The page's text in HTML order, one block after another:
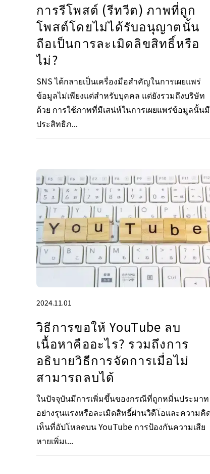
การรีโพสต์ (รีทวีต) ภาพที่ถูก
โพสต์โดยไม่ได้รับอนุญาตนั้น
ถือเป็นการละเมิดลิขสิทธิ์หรือ
ไม่?
SNS ได้กลายเป็นเครื่องมือสำคัญในการเผยแพร่
ข้อมูลไม่เพียงแต่สำหรับบุคคล แต่ยังรวมถึงบริษัท
ด้วย การใช้ภาพที่มีเสน่ห์ในการเผยแพร่ข้อมูลนั้นมี
ประสิทธิภ...
2024.11.01
วิธีการขอให้ YouTube ลบ
เนื้อหาคืออะไร? รวมถึงการ
อธิบายวิธีการจัดการเมื่อไม่
สามารถลบได้
ในปัจจุบันมีการเพิ่มขึ้นของกรณีที่ถูกหมิ่นประมาท
อย่างรุนแรงหรือละเมิดสิทธิ์ผ่านวิดีโอและความคิ
เห็นที่อัปโหลดบน YouTube การป้องกันความเสีย
หายเพิ่มเ...